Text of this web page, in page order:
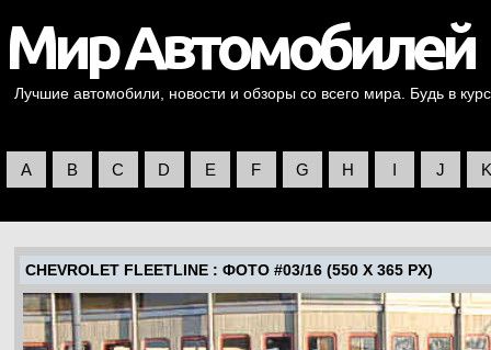
Лучшие автомобили, новости и обзоры со всего мира. Будь в
A B C D E F G H I J K
CHEVROLET FLEETLINE : ФОТО #03/16 (550 X 365 PX)